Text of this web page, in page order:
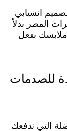
انسيابي
المطر بدلاً
بفعل
للصدمات
التي تدفعك